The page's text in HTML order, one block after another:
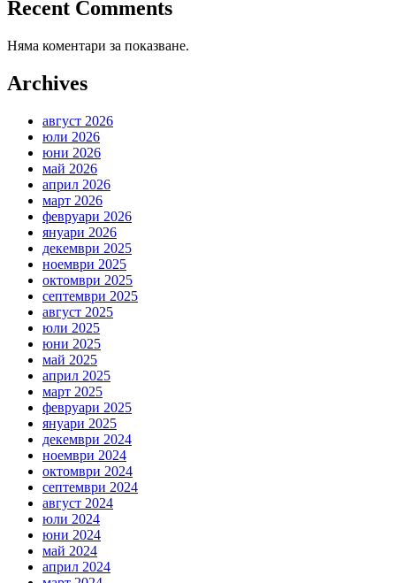
Recent Comments
Няма коментари за показване.
Archives
август 2026
юли 2026
юни 2026
май 2026
април 2026
март 2026
февруари 2026
януари 2026
декември 2025
ноември 2025
октомври 2025
септември 2025
август 2025
юли 2025
юни 2025
май 2025
април 2025
март 2025
февруари 2025
януари 2025
декември 2024
ноември 2024
октомври 2024
септември 2024
август 2024
юли 2024
юни 2024
май 2024
април 2024